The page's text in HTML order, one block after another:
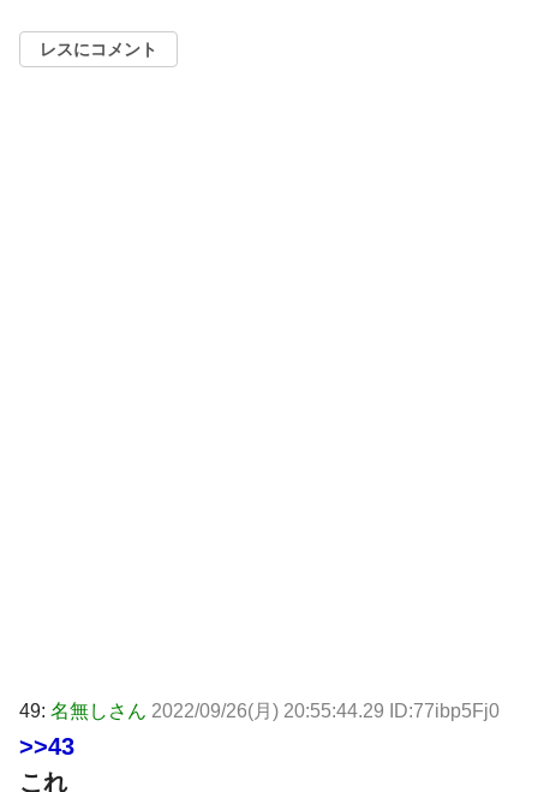
レスにコメント
49: 名無しさん 2022/09/26(月) 20:55:44.29 ID:77ibp5Fj0
>>43
これ